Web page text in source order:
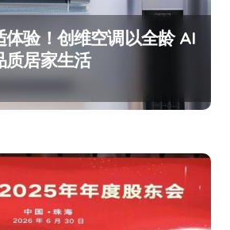
体验！创维空调以全龄 AI
质居家生活